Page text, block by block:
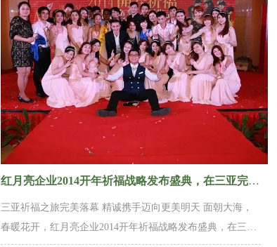
意。 通过两天一夜全方位的火力集训和精心设计的考核系
统，全场80多...
红月亮企业2014开年祈福战略发布盛典，在三亚完美拉下帷幕
三亚祈福之旅完美落幕 精诚携手迈向更美明天 面朝大海，
春暖花开，红月亮企业2014开年祈福战略发布盛典，在三亚